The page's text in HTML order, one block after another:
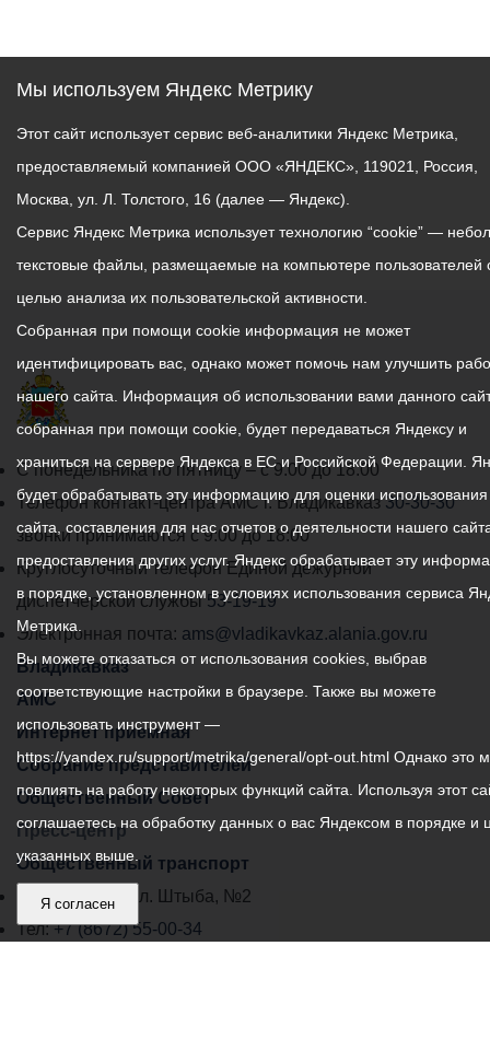
График
работы
администрации
местного
самоуправления
города
Владикавказ:
С понедельника по пятницу – с 9.00 до 18.00
Телефон контакт-центра АМС г. Владикавказ30-30-30
звонки принимаются с 9:00 до 18:00
Круглосуточный телефон Единой дежурной
диспетчерской службы53-19-19
Электронная почта: ams@vladikavkaz.alania.gov.ru
Владикавказ
АМС
Интернет приемная
Собрание представителей
Общественный Совет
Пресс-центр
Общественный транспорт
Владикавказ, пл. Штыба, №2
Тел:+7 (8672) 55-00-34
Мы используем Яндекс Метрику
Этот сайт использует сервис веб-аналитики Яндекс Метрика,
предоставляемый компанией ООО «ЯНДЕКС», 119021, Россия,
Москва, ул. Л. Толстого, 16 (далее — Яндекс).
Сервис Яндекс Метрика использует технологию “cookie” —
текстовые файлы, размещаемые на компьютере пользователей
целью анализа их пользовательской активности.
Собранная при помощи cookie информация не может
идентифицировать вас, однако может помочь нам улучшить
нашего сайта. Информация об использовании вами данного
собранная при помощи cookie, будет передаваться Яндексу и
храниться на сервере Яндекса в ЕС и Российской Федерации.
будет обрабатывать эту информацию для оценки
сайта, составления для нас отчетов о деятельности нашего
предоставления других услуг. Яндекс обрабатывает эту
в порядке, установленном в условиях использования сервиса
Метрика.
Вы можете отказаться от использования cookies, выбрав
соответствующие настройки в браузере. Также вы можете
использовать инструмент —
https://yandex.ru/support/metrika/general/opt-out.html Однако это
повлиять на работу некоторых функций сайта. Используя этот
соглашаетесь на обработку данных о вас Яндексом в порядке и
указанных выше.
Я согласен